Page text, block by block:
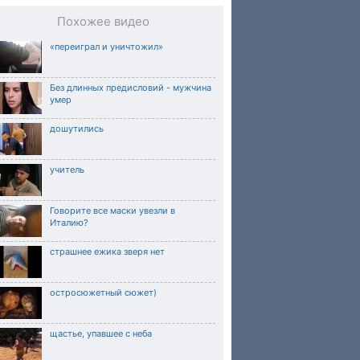
Похожее видео
«переиграл и уничтожил»
Без длинных предисловий - мужчина
умер
дошутились
учитель
Говорите все маски увезли в
Италию?
страшнее ежика зверя нет
остросюжетный сюжет)
щастье, упавшее с неба